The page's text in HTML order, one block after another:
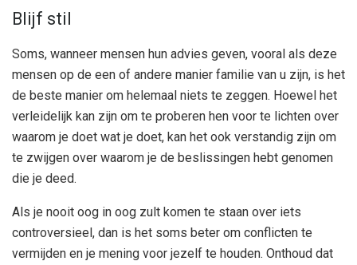
Blijf stil
Soms, wanneer mensen hun advies geven, vooral als deze
mensen op de een of andere manier familie van u zijn, is het
de beste manier om helemaal niets te zeggen. Hoewel het
verleidelijk kan zijn om te proberen hen voor te lichten over
waarom je doet wat je doet, kan het ook verstandig zijn om
te zwijgen over waarom je de beslissingen hebt genomen
die je deed.
Als je nooit oog in oog zult komen te staan ​​over iets
controversieel, dan is het soms beter om conflicten te
vermijden en je mening voor jezelf te houden. Onthoud dat